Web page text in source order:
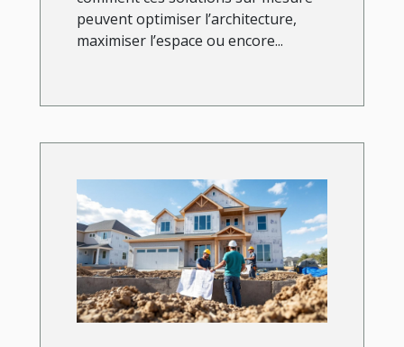
peuvent optimiser l’architecture,
maximiser l’espace ou encore...